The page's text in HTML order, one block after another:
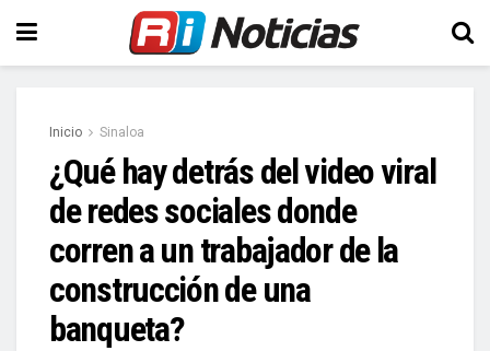
Inicio Sinaloa
¿Qué hay detrás del video viral
de redes sociales donde
corren a un trabajador de la
construcción de una
banqueta?